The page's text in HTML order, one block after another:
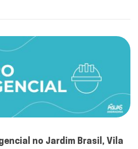
no Jardim Brasil, Vila